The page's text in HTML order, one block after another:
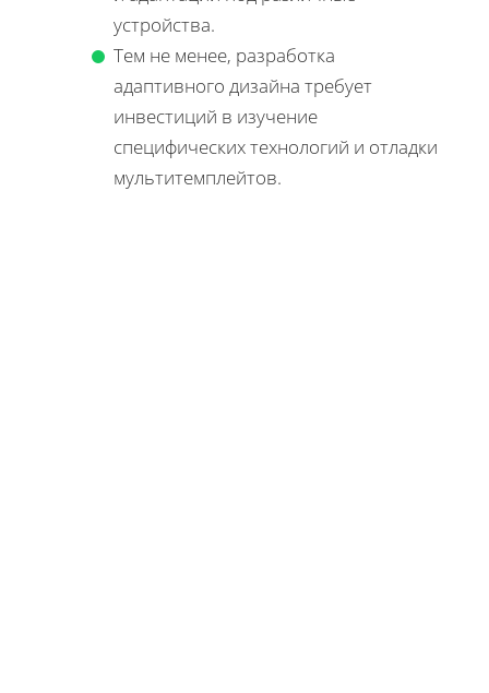
устройства.
Тем не менее, разработка
адаптивного дизайна требует
инвестиций в изучение
специфических технологий и отладки
мультитемплейтов.